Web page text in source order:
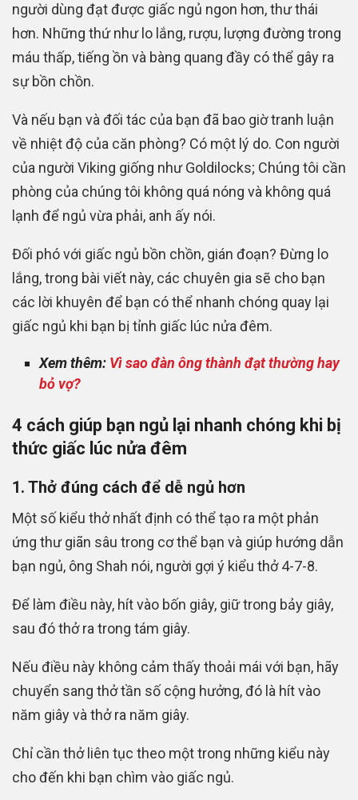
người dùng đạt được giấc ngủ ngon hơn, thư thái
hơn. Những thứ như lo lắng, rượu, lượng đường trong
máu thấp, tiếng ồn và bàng quang đầy có thể gây ra
sự bồn chồn.
Và nếu bạn và đối tác của bạn đã bao giờ tranh luận
về nhiệt độ của căn phòng? Có một lý do. Con người
của người Viking giống như Goldilocks; Chúng tôi cần
phòng của chúng tôi không quá nóng và không quá
lạnh để ngủ vừa phải, anh ấy nói.
Đối phó với giấc ngủ bồn chồn, gián đoạn? Đừng lo
lắng,trong bài viết này, các chuyên gia sẽ cho bạn
các lời khuyên để bạn có thể nhanh chóng quay lại
giấc ngủ khi bạn bị tỉnh giấc lúc nửa đêm.
Xem thêm: Vì sao đàn ông thành đạt thường hay
bỏ vợ?
4 cách giúp bạn ngủ lại nhanh chóng khi bị
thức giấc lúc nửa đêm
1. Thở đúng cách để dễ ngủ hơn
Một số kiểu thở nhất định có thể tạo ra một phản
ứng thư giãn sâu trong cơ thể bạn và giúp hướng dẫn
bạn ngủ, ông Shah nói, người gợi ý kiểu thở 4-7-8.
Để làm điều này, hít vào bốn giây, giữ trong bảy giây,
sau đó thở ra trong tám giây.
Nếu điều này không cảm thấy thoải mái với bạn, hãy
chuyển sang thở tần số cộng hưởng, đó là hít vào
năm giây và thở ra năm giây.
Chỉ cần thở liên tục theo một trong những kiểu này
cho đến khi bạn chìm vào giấc ngủ.